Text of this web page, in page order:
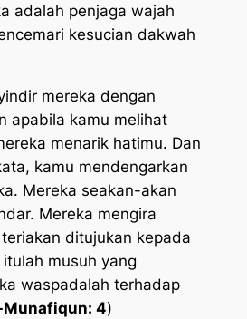
adalah penjaga wajah
kesucian dakwah
mereka dengan
apabila kamu melihat
menarik hatimu. Dan
kamu mendengarkan
Mereka seakan-akan
Mereka mengira
ditujukan kepada
musuh yang
waspadalah terhadap
Munafiqun: 4)